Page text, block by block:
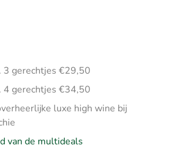
3 gerechtjes €29,50
4 gerechtjes €34,50
luxe high wine bij
van de multideals